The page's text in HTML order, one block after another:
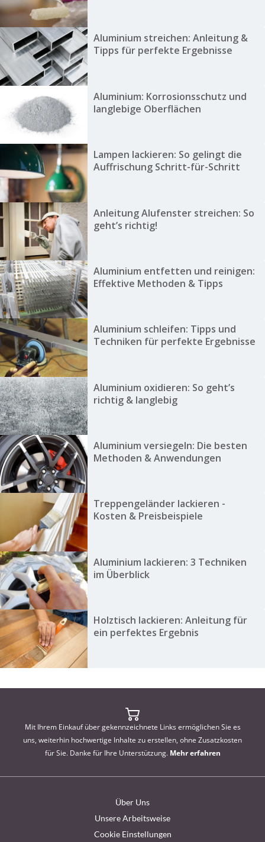
Aluminium streichen: Anleitung &
Tipps für perfekte Ergebnisse
Aluminium: Korrosionsschutz und
langlebige Oberflächen
Lampen lackieren: So gelingt die
Auffrischung Schritt-für-Schritt
Anleitung Alufenster streichen: So
geht’s richtig!
Aluminium entfetten und reinigen:
Effektive Methoden & Tipps
Aluminium schleifen: Tipps und
Techniken für perfekte Ergebnisse
Aluminium oxidieren: So geht’s
richtig & langlebig
Aluminium versiegeln: Die besten
Methoden & Anwendungen
Treppengeländer lackieren -
Kosten & Preisbeispiele
Aluminium lackieren: 3 Techniken
im Überblick
Holztisch lackieren: Anleitung für
ein perfektes Ergebnis
Mit Ihrem Einkauf über gekennzeichnete Links ermöglichen Sie es
uns, weiterhin hochwertige Inhalte zu erstellen, ohne Zusatzkosten
für Sie. Danke für Ihre Unterstützung. Mehr erfahren
Über Uns
Unsere Arbeitsweise
Cookie Einstellungen